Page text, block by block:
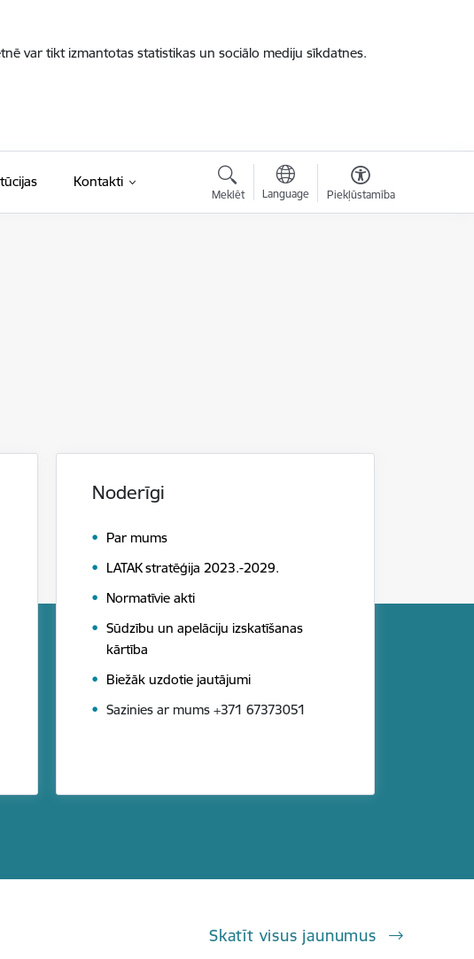
var tikt izmantotas statistikas un sociālo mediju sīkdatnes.
Kontakti
Meklēt Language Piekļūstamība
Noderīgi
Par mums
LATAK stratēģija 2023.-2029.
Normatīvie akti
Sūdzību un apelāciju izskatīšanas
kārtība
Biežāk uzdotie jautājumi
Sazinies ar mums +371 67373051
Skatīt visus jaunumus